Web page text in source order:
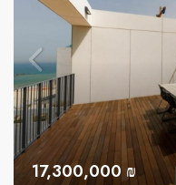
17,300,000 ₪